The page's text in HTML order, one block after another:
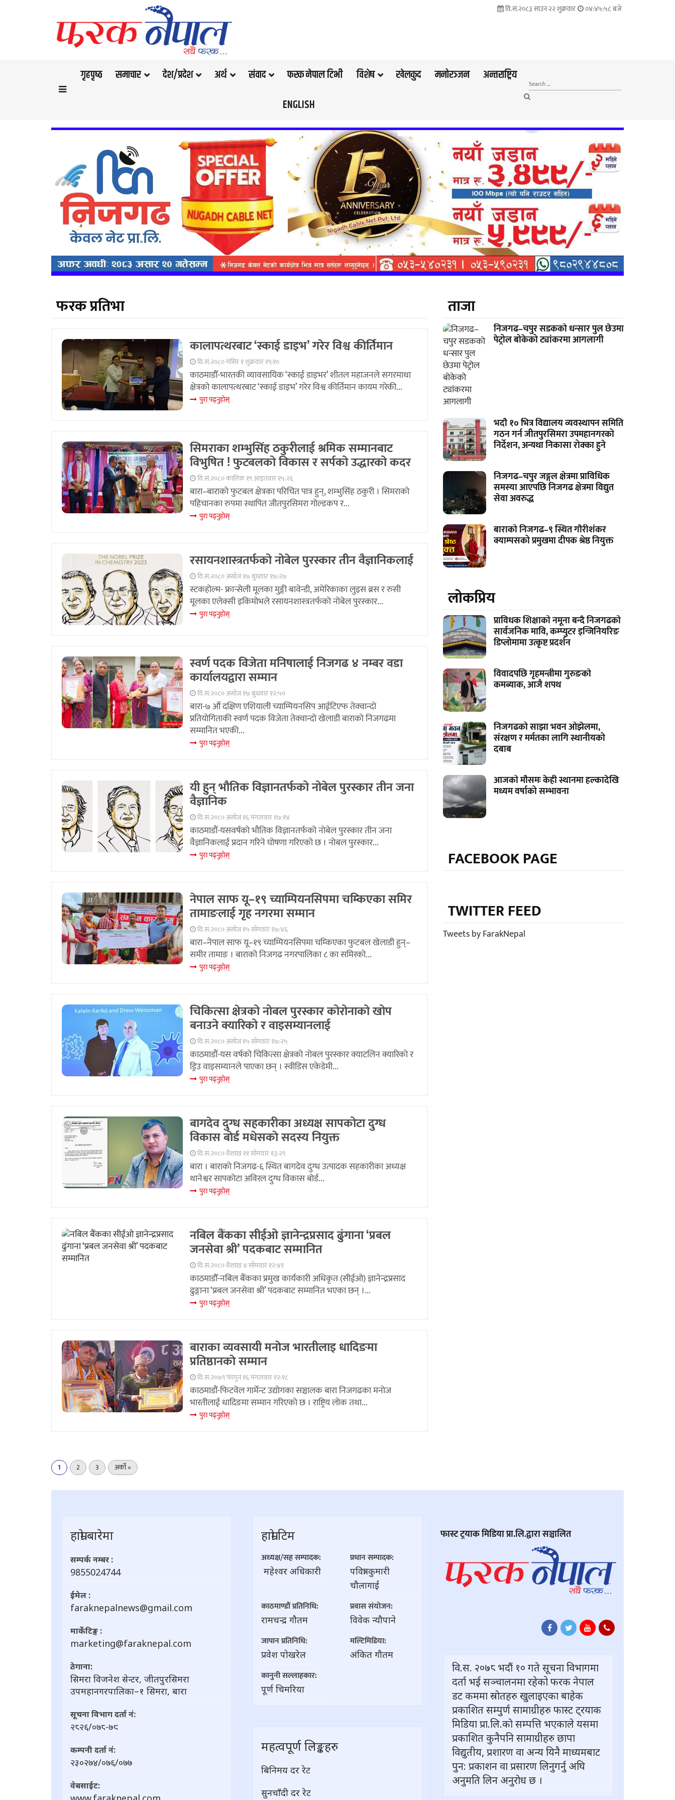
वि.सं.२०८३ साउन २२ शुक्रवार ०४:४५:५९ बजे
गृहपृष्‍ठ समाचार देश/प्रदेश अर्थ संवाद फरक नेपाल टिभी विशेष खेलकुद मनोरञ्जन
अन्तराष्ट्रिय
ENGLISH
फरक प्रतिभा
कालापत्थरबाट ‘स्काई डाइभ’ गरेर विश्व कीर्तिमान
वि.सं.२०८० मंसिर १ शुक्रवार १९:१०
काठमाडौँ-भारतकी व्यावसायिक ‘स्काई डाइभर’ शीतल महाजनले सगरमाथा
क्षेत्रको कालापत्थरबाट ‘स्काई डाइभ’ गरेर विश्व कीर्तिमान कायम गरेकी...
पुरा पढ्नुहाेस्
सिमराका शम्भुसिंह ठकुरीलाई श्रमिक सम्मानबाट
विभुषित ! फुटबलको विकास र सर्पको उद्धारको कदर
वि.सं.२०८० कात्तिक १९ आइतवार १५:२६
बारा–बाराको फुटबल क्षेत्रका परिचित पात्र हुन्, शम्भुसिंह ठकुरी । सिमराको
पहिचानका रुपमा स्थापित जीतपुरसिमरा गोल्डकप र...
पुरा पढ्नुहाेस्
रसायनशास्त्रतर्फको नोबेल पुरस्कार तीन वैज्ञानिकलाई
वि.सं.२०८० असोज १७ बुधवार १७:२७
स्टकहोल्म- फ्रान्सेली मूलका मुङ्गी बावेन्डी, अमेरिकाका लुइस ब्रस र रुसी
मूलका एलेक्सी इकिमोभले रसायनशास्त्रतर्फको नोबेल पुरस्कार...
पुरा पढ्नुहाेस्
स्वर्ण पदक विजेता मनिषालाई निजगढ ४ नम्बर वडा
कार्यालयद्वारा सम्मान
वि.सं.२०८० असोज १७ बुधवार १२:५०
बारा-७ औं दक्षिण एशियाली च्याम्पियनसिप आईटिएफ तेक्वान्दो
प्रतियोगिताकी स्वर्ण पदक विजेता तेक्वान्दो खेलाडी बाराको निजगढमा
सम्मानित भएकी...
पुरा पढ्नुहाेस्
यी हुन् भौतिक विज्ञानतर्फको नोबेल पुरस्कार तीन जना
वैज्ञानिक
वि.सं.२०८० असोज १६ मंगलवार १७:१४
काठमाडौं-यसवर्षको भौतिक विज्ञानतर्फको नोबेल पुरस्कार तीन जना
वैज्ञानिकलाई प्रदान गरिने घोषणा गरिएको छ । नोबल पुरस्कार...
पुरा पढ्नुहाेस्
नेपाल साफ यू–१९ च्याम्पियनसिपमा चम्किएका समिर
तामाङलाई गृह नगरमा सम्मान
वि.सं.२०८० असोज १५ सोमवार १७:४६
बारा–नेपाल साफ यू–१९ च्याम्पियनसिपमा चम्किएका फुटबल खेलाडी हुन्–
समीर तामाङ । बाराको निजगढ नगरपालिका ८ का समिरको...
पुरा पढ्नुहाेस्
चिकित्सा क्षेत्रको नोबल पुरस्कार कोरोनाको खोप
बनाउने क्यारिको र वाइसम्यानलाई
वि.सं.२०८० असोज १५ सोमवार १७:२५
काठमाडौं-यस वर्षको चिकित्सा क्षेत्रको नोबल पुरस्कार क्याटलिन क्यारिको र
ड्रिउ वाइसम्यानले पाएका छन् । स्वीडिस एकेडेमी...
पुरा पढ्नुहाेस्
बागदेव दुग्ध सहकारीका अध्यक्ष सापकोटा दुग्ध
विकास बाेर्ड मधेसकाे सदस्य नियुक्त
वि.सं.२०८० वैशाख ११ सोमवार १३:२९
बारा । बाराकाे निजगढ-६ स्थित बागदेव दुग्ध उत्पादक सहकारीका अध्यक्ष
थानेश्वर सापकोटा अविरल दुग्ध विकास बाेर्ड...
पुरा पढ्नुहाेस्
नबिल बैंकका सीईओ ज्ञानेन्द्रप्रसाद ढुंगाना ‘प्रबल
जनसेवा श्री’ पदकबाट सम्मानित
वि.सं.२०८० वैशाख ४ सोमवार १२:४१
काठमाडौँ-नबिल बैंकका प्रमुख कार्यकारी अधिकृत (सीईओ) ज्ञानेन्द्रप्रसाद
ढुङ्गाना ‘प्रबल जनसेवा श्री’ पदकबाट सम्मानित भएका छन् ।...
पुरा पढ्नुहाेस्
बाराका व्यवसायी मनाेज भारतीलाइ धादिङमा
प्रतिष्ठानकाे सम्मान
वि.सं.२०७९ फागुन १६ मंगलवार १२:१८
काठमाडौं-फिटवेल गार्मेन्ट उद्योगका सञ्चालक बारा निजगढका मनाेज
भारतीलाई धादिङमा सम्मान गरिएकाे छ । राष्ट्रिय लाेक तथा...
पुरा पढ्नुहाेस्
1 2 3 अर्को »
ताजा
निजगढ–चपुर सडकको धन्सार पुल छेउमा
पेट्रोल बोकेको ट्यांकरमा आगलागी
भदौ १० भित्र विद्यालय व्यवस्थापन समिति
गठन गर्न जीतपुरसिमरा उपमहानगरको
निर्देशन, अन्यथा निकासा रोक्का हुने
निजगढ–चपुर जङ्गल क्षेत्रमा प्राविधिक
समस्या आएपछि निजगढ क्षेत्रमा विद्युत
सेवा अवरुद्ध
बाराको निजगढ–९ स्थित गौरीशंकर
क्याम्पसको प्रमुखमा दीपक श्रेष्ठ नियुक्त
लाेकप्रिय
प्राविधक शिक्षाको नमूना बन्दै निजगढको
सार्वजनिक मावि, कम्प्युटर इन्जिनियरिङ
डिप्लोमामा उत्कृष्ट प्रदर्शन
विवादपछि गृहमन्त्रीमा गुरुङको
कमब्याक, आजै शपथ
निजगढको साझा भवन ओझेलमा,
संरक्षण र मर्मतका लागि स्थानीयको
दबाब
आजको मौसमः केही स्थानमा हल्कादेखि
मध्यम वर्षाको सम्भावना
FACEBOOK PAGE
TWITTER FEED
Tweets by FarakNepal
हाम्राे बारेमा
सम्पर्क नम्बर :
9855024744
ईमेल :
faraknepalnews@gmail.com
मार्केटिङ्ग :
marketing@faraknepal.com
ठेगाना:
सिमरा विजनेश सेन्टर, जीतपुरसिमरा
उपमहानगरपालिका–१ सिमरा, बारा
सूचना विभाग दर्ता नं:
२८२६/०७८-७९
कम्पनी दर्ता नं:
२३०२७४/०७६/०७७
वेबसाईट:
हाम्राे टिम
अध्यक्ष/सह सम्पादक:
महेश्वर अधिकारी
प्रधान सम्पादक:
पवित्रा कुमारी
चौलागाई
काठमाण्डौं प्रतिनिधि:
रामचन्द्र गाैतम
प्रवास संयोजन:
विवेक न्यौपाने
जापान प्रतिनिधि:
प्रवेश पोखरेल
मल्टिमिडिया:
अंकित गौतम
कानुनी सल्लाहकार:
पूर्ण चिमरिया
महत्वपूर्ण लिङ्कहरु
बिनिमय दर रेट
सुनचाँदी दर रेट
फास्ट ट्रयाक मिडिया प्रा.लि.द्वारा सञ्चालित
वि.स. २०७८ भदौं १० गते सूचना विभागमा
दर्ता भई सञ्चालनमा रहेको फरक नेपाल
डट कममा स्राेतहरु खुलाइएका बाहेक
प्रकाशित सम्पुर्ण सामाग्रीहरु फास्ट ट्रयाक
मिडिया प्रा.लि.काे सम्पत्ति भएकाले यसमा
प्रकाशित कुनैपनि सामाग्रीहरु छापा
विद्युतीय, प्रशारण वा अन्य यिनै माध्यमबाट
पुन: प्रकाशन वा प्रसारण लिनुगर्नु अघि
अनुमति लिन अनुराेध छ ।